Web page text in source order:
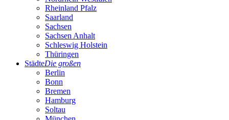
Rheinland Pfalz
Saarland
Sachsen
Sachsen Anhalt
Schleswig Holstein
Thüringen
StädteDie großen
Berlin
Bonn
Bremen
Hamburg
Soltau